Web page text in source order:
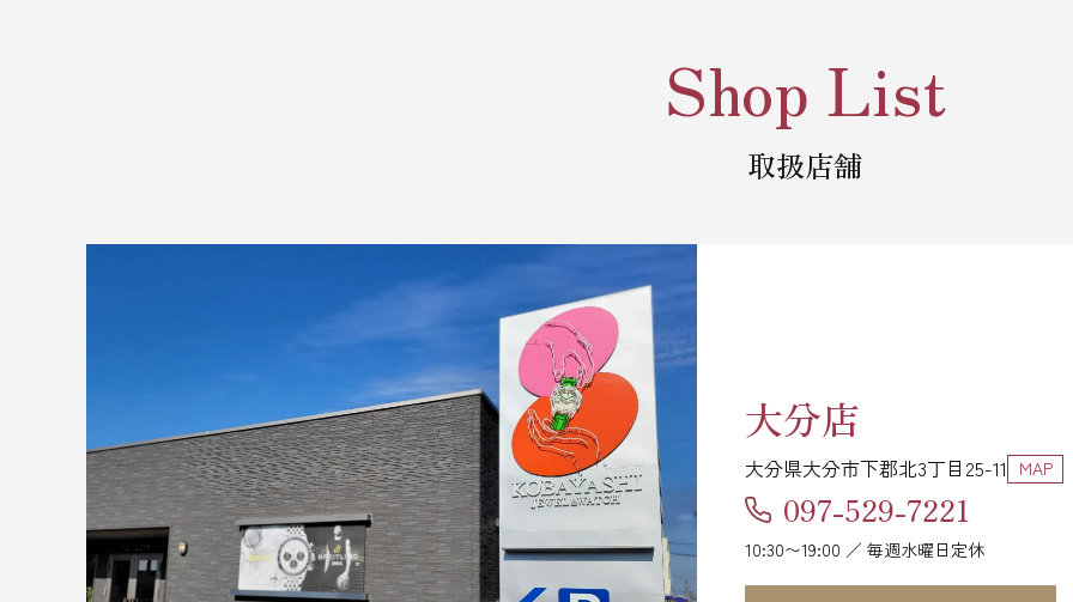
Shop List
取扱店舗
大分店
大分県大分市下郡北3丁目25-11 MAP
097-529-7221
10:30〜19:00 ／ 毎週水曜日定休